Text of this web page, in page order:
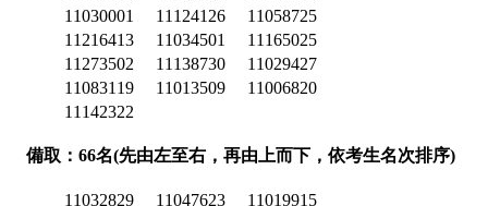
11030001
11124126
11058725
11216413
11034501
11165025
11273502
11138730
11029427
11083119
11013509
11006820
11142322
備取：66名(先由左至右，再由上而下，依考生名次排序)
11032829 11047623
11019915